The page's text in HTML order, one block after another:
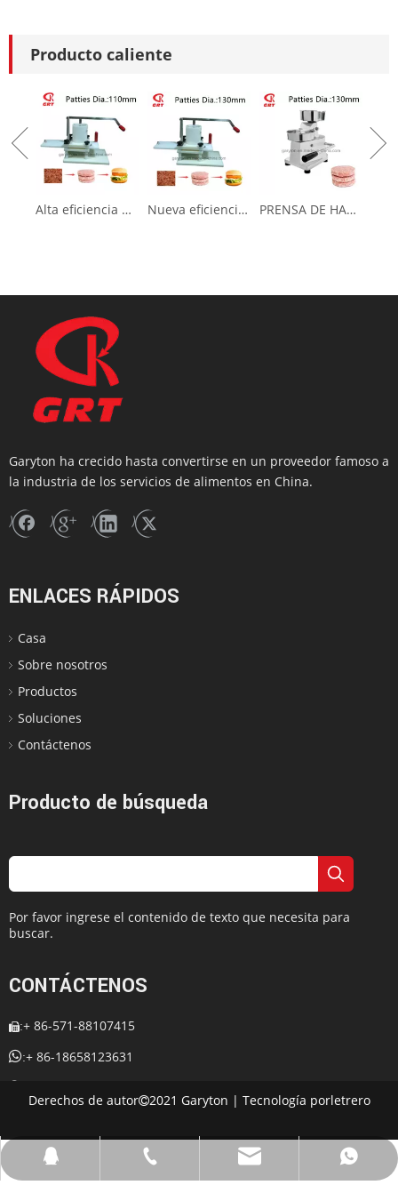
Producto caliente
Alta eficiencia Nueva prensa de hamburguesas para hacer pastel de carne (GRT-HR-110L) Nueva eficiencia nueva prensa de hamburguesas para hacer pastel de carne (GRT-HR-130L) PRENSA DE HAMBURRERA (GRT-HF100) Fabricante de empanadas de carne
Garyton ha crecido hasta convertirse en un proveedor famoso a
la industria de los servicios de alimentos en China.
ENLACES RÁPIDOS
Casa
Sobre nosotros
Productos
Soluciones
Contáctenos
Producto de búsqueda
Por favor ingrese el contenido de texto que necesita para
buscar.
+ 86-18658123631
cherrylee@garyton.cn
+ 86-18658123631
CONTÁCTENOS
:+ 86-571-88107415
:+ 86-18658123631
: 657098666
Derechos de autor2021 Garyton | Tecnología porletrero